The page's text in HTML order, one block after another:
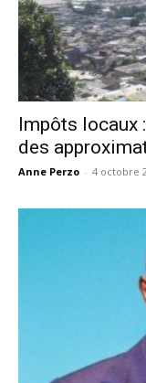
Impôts locaux
des
Anne Perzo - 4 octobre